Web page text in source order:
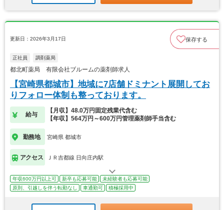
更新日：2026年3月17日 保存する
正社員 調剤薬局
都北町薬局 有限会社ブルームの薬剤師求人
【宮崎県都城市】地域に7店舗ドミナント展開してお
りフォロー体制も整っております。
給与
【月収】48.0万円固定残業代含む
【年収】564万円～600万円管理薬剤師手当含む
勤務地 宮崎県 都城市
アクセス ＪＲ吉都線 日向庄内駅
年収600万円以上可 新卒も応募可能
未経験者も応募可能
原則、引越しを伴う転勤なし
車通勤可 積極採用中